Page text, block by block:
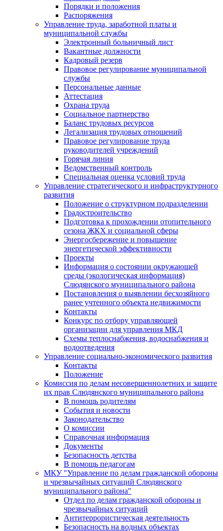
Порядки и положения
Распоряжения
Управление труда, заработной платы и
муниципальной службы
Электронный больничный лист
Вакантные должности
Кадровый резерв
Правовое регулирование муниципальной
службы
Персональные данные
Аттестация
Охрана труда
Социальное партнерство
Баланс трудовых ресурсов
Легализация трудовых отношений
Правовое регулирование труда
руководителей учреждений
Горячая линия
Ведомственный контроль
Специальная оценка условий труда
Управление стратегического и инфраструктурного
развития
Положение о структурном подразделении
Градостроительство
Подготовка к прохождении отопительного
сезона ЖКХ и социальной сферы
Энергосбережение и повышение
энергетической эффективности
Проекты
Информация о состоянии окружающей
среды (экологическая информация)
Слюдянского муниципального района
Постановления о выявлении бесхозяйного
ранее учтенного объекта недвижимости
Контакты
Конкурс по отбору управляющей
организации для управления МКД
Схемы теплоснабжения, водоснабжения и
водоотведения
Управление социально-экономического развития
Контакты
Положение
Комиссия по делам несовершеннолетних и защите
их прав Слюдянского муниципального района
В помощь родителям
События и новости
Законодательство
О комиссии
Справочная информация
Документы
Безопасность детства
В помощь педагогам
МКУ "Управление по делам гражданской обороны
и чрезвычайных ситуаций Слюдянского
муниципального района"
Отдел по делам гражданской обороны и
чрезвычайных ситуаций
Антитеррористическая деятельность
Безопасность на водных объектах